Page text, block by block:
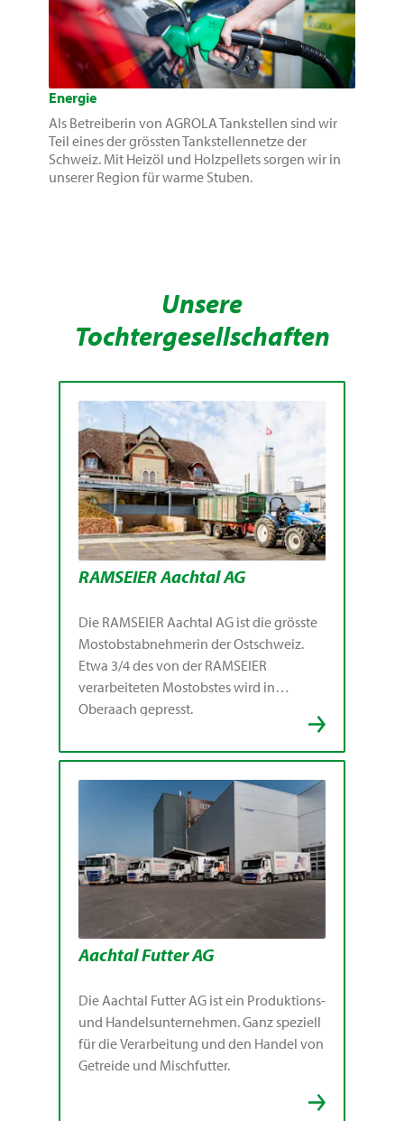
Energie
Als Betreiberin von AGROLA Tankstellen sind wir
Teil eines der grössten Tankstellennetze der
Schweiz. Mit Heizöl und Holzpellets sorgen wir in
unserer Region für warme Stuben.
Unsere
Tochtergesellschaften
RAMSEIER Aachtal AG
Die RAMSEIER Aachtal AG ist die grösste
Mostobstabnehmerin der Ostschweiz.
Etwa 3/4 des von der RAMSEIER
verarbeiteten Mostobstes wird in
Oberaach gepresst.
Aachtal Futter AG
Die Aachtal Futter AG ist ein Produktions-
und Handelsunternehmen. Ganz speziell
für die Verarbeitung und den Handel von
Getreide und Mischfutter.